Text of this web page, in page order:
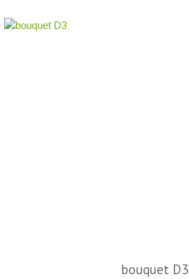
bouquet D3